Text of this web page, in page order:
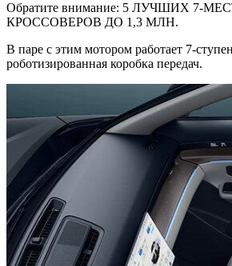
Обратите внимание: 5 ЛУЧШИХ 7-
КРОССОВЕРОВ ДО 1,3 МЛН.
В паре с этим мотором работает 7-
роботизированная коробка передач.